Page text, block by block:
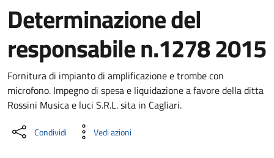
Determinazione del
responsabile n.1278 2015
Dettaglio del documento
Fornitura di impianto di amplificazione e trombe con
microfono. Impegno di spesa e liquidazione a favore della ditta
Rossini Musica e luci S.R.L. sita in Cagliari.
Condividi Vedi azioni